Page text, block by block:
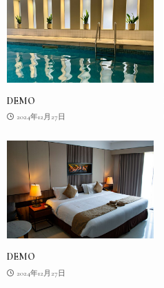
DEMO
2024年12月27日
DEMO
2024年12月27日